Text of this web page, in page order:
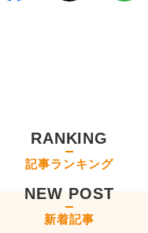
RANKING
記事ランキング
NEW POST
新着記事